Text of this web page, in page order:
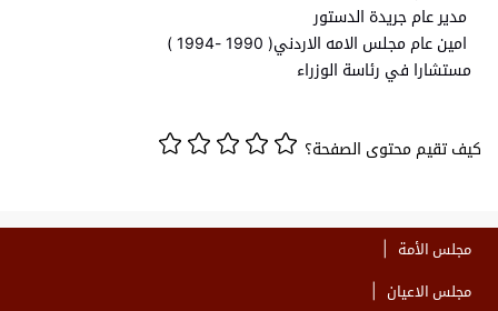
مدير عام جريدة الدستور
امين عام مجلس الامه الاردني( 1990 -1994 )
مستشارا في رئاسة الوزراء
كيف تقيم محتوى الصفحة؟
مجلس الأمة
مجلس الاعيان